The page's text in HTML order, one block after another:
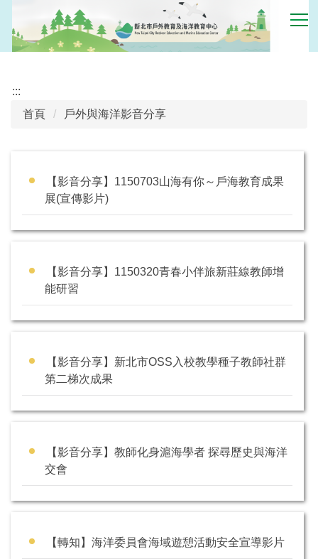
到
主
容
:::
首頁
戶外與海洋影音分享
【影音分享】1150703山海有你～戶海教育成果
展(宣傳影片)
【影音分享】1150320青春小伴旅新莊線教師增
能研習
【影音分享】新北市OSS入校教學種子教師社群
第二梯次成果
【影音分享】教師化身滬海學者 探尋歷史與海洋
交會
【轉知】海洋委員會海域遊憩活動安全宣導影片